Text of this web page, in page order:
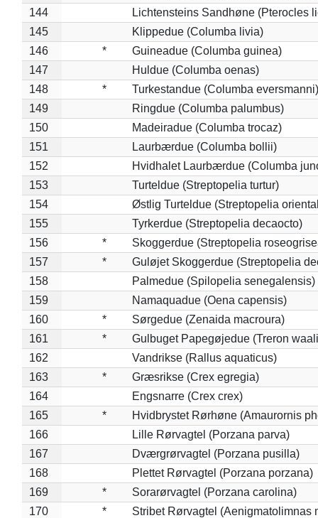
144
Lichtensteins Sandhøne (Pterocles
145
Klippedue (Columba livia)
146
*
Guineadue (Columba guinea)
147
Huldue (Columba oenas)
148
*
Turkestandue (Columba eversmanni)
149
Ringdue (Columba palumbus)
150
Madeiradue (Columba trocaz)
151
Laurbærdue (Columba bollii)
152
Hvidhalet Laurbærdue (Columba
153
Turteldue (Streptopelia turtur)
154
Østlig Turteldue (Streptopelia
155
Tyrkerdue (Streptopelia decaocto)
156
*
Skoggerdue (Streptopelia
157
*
Guløjet Skoggerdue (Streptopelia
158
Palmedue (Spilopelia senegalensis)
159
Namaquadue (Oena capensis)
160
*
Sørgedue (Zenaida macroura)
161
*
Gulbuget Papegøjedue (Treron
162
Vandrikse (Rallus aquaticus)
163
*
Græsrikse (Crex egregia)
164
Engsnarre (Crex crex)
165
*
Hvidbrystet Rørhøne (Amaurornis
166
Lille Rørvagtel (Porzana parva)
167
Dværgrørvagtel (Porzana pusilla)
168
Plettet Rørvagtel (Porzana porzana)
169
*
Sorarørvagtel (Porzana carolina)
170
*
Stribet Rørvagtel (Aenigmatolimnas